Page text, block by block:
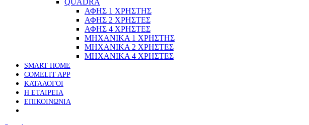
QUADRA
ΑΦΗΣ 1 ΧΡΗΣΤΗΣ
ΑΦΗΣ 2 ΧΡΗΣΤΕΣ
ΑΦΗΣ 4 ΧΡΗΣΤΕΣ
ΜΗΧΑΝΙΚΑ 1 ΧΡΗΣΤΗΣ
ΜΗΧΑΝΙΚΑ 2 ΧΡΗΣΤΕΣ
ΜΗΧΑΝΙΚΑ 4 ΧΡΗΣΤΕΣ
SMART HOME
COMELIT APP
ΚΑΤΑΛΟΓΟΙ
Η ΕΤΑΙΡΕΙΑ
ΕΠΙΚΟΙΝΩΝΙΑ